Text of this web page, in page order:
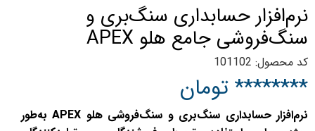
نرم‌افزار حسابداری سنگ‌بری و
سنگ‌فروشی جامع هلو APEX
کد محصول: 101102
******** تومان
نرم‌افزار حسابداری سنگ‌بری و سنگ‌فروشی هلو APEX به‌طور